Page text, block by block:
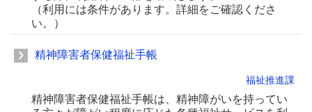
（利用には条件があります。詳細をご確認くださ
い。）
精神障害者保健福祉手帳
福祉推進課
精神障害者保健福祉手帳は、精神障がいを持ってい